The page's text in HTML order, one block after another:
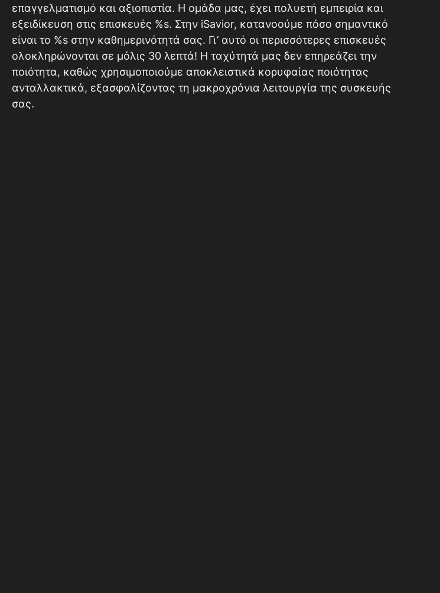
επαγγελματισμό και αξιοπιστία. Η ομάδα μας, έχει πολυετή εμπειρία και
εξειδίκευση στις επισκευές %s. Στην iSavior, κατανοούμε πόσο σημαντικό
είναι το %s στην καθημερινότητά σας. Γι’ αυτό οι περισσότερες επισκευές
ολοκληρώνονται σε μόλις 30 λεπτά! Η ταχύτητά μας δεν επηρεάζει την
ποιότητα, καθώς χρησιμοποιούμε αποκλειστικά κορυφαίας ποιότητας
ανταλλακτικά, εξασφαλίζοντας τη μακροχρόνια λειτουργία της συσκευής
σας.